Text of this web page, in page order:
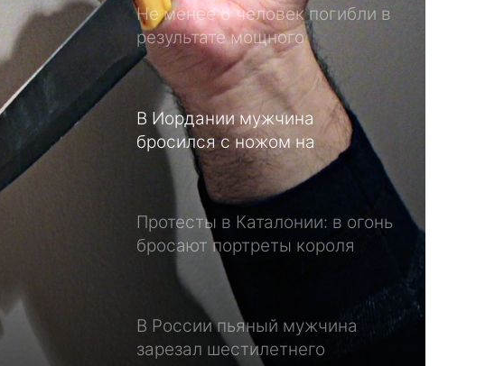
В Иордании мужчина
бросился с ножом на
туристов: есть жертвы –
ВИДЕО
Протесты в Каталонии: в огонь
бросают портреты короля
Испании
В России пьяный мужчина
зарезал шестилетнего
ребенка
Шестнадцать человек
приговорили к смерти за